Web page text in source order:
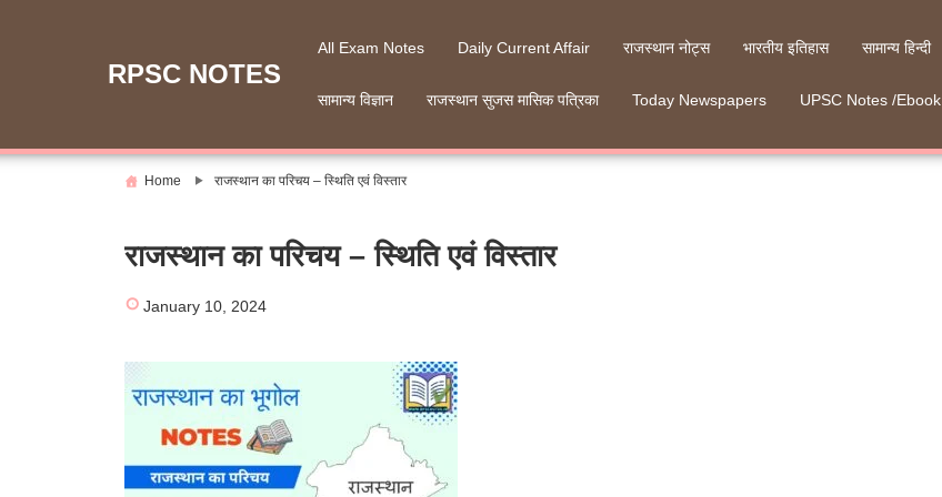
RPSC NOTES
All Exam Notes Daily Current Affair राजस्थान नोट्स भारतीय इतिहास सामान्य हिन्दी
सामान्य विज्ञान राजस्थान सुजस मासिक पत्रिका Today Newspapers UPSC Notes /Ebook
Home राजस्थान का परिचय – स्थिति एवं विस्तार
राजस्थान का परिचय – स्थिति एवं विस्तार
January 10, 2024